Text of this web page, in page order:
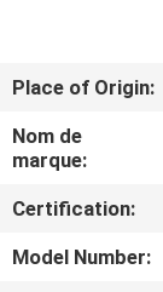
DE
NOUS
VISITE
D'USINE
Place of Origin:
Nom de
marque:
Certification:
Model Number: